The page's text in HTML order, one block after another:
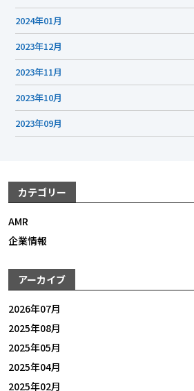
2024年01月
2023年12月
2023年11月
2023年10月
2023年09月
カテゴリー
AMR
企業情報
アーカイブ
2026年07月
2025年08月
2025年05月
2025年04月
2025年02月